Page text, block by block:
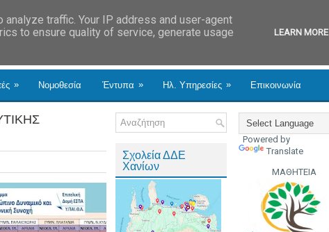
» Νομοθεσία Έντυπα » Ηλ. Υπηρεσίες » Επικοινωνία
Σχολεία ΔΔΕ
Χανίων
Powered by
Translate
ΜΑΘΗΤΕΙΑ
traffic. Your IP address and user-agent
to ensure quality of service, generate usage
LEARN MORE